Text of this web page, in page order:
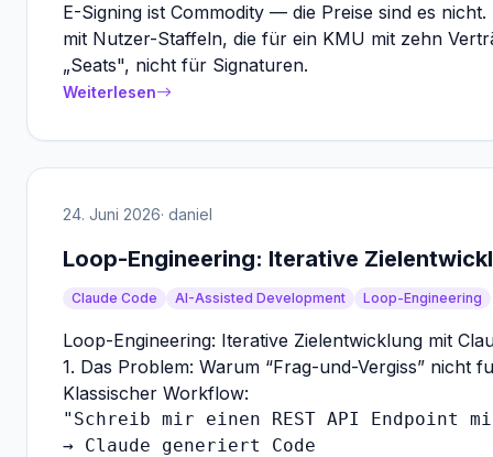
E-Signing ist Commodity — die Preise sind es
mit Nutzer-Staffeln, die für ein KMU mit zehn
„Seats", nicht für Signaturen.
Weiterlesen
24. Juni 2026· daniel
Loop-Engineering: Iterative
Claude Code AI-Assisted Development Loop-Engineering
Loop-Engineering: Iterative Zielentwicklung mit
1. Das Problem: Warum “Frag-und-Vergiss” nicht
Klassischer Workflow:
"Schreib mir einen REST API Endpoint
→ Claude generiert Code